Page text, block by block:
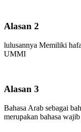
Alasan 2
lulusannya Memiliki
UMMI
Alasan 3
Bahasa Arab sebagai
merupakan bahasa